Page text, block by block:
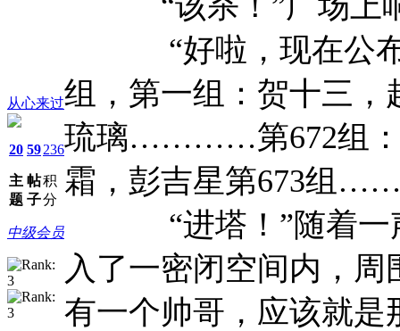
从心来过
20
主
题
59
帖
子
236
积
分
中级会员
“好啦，现在公布
组，第一组：贺十三，
琉璃…………第672组：
霜，彭吉星第673组
“进塔！”随着一声
入了一密闭空间内，
有一个帅哥，应该就是